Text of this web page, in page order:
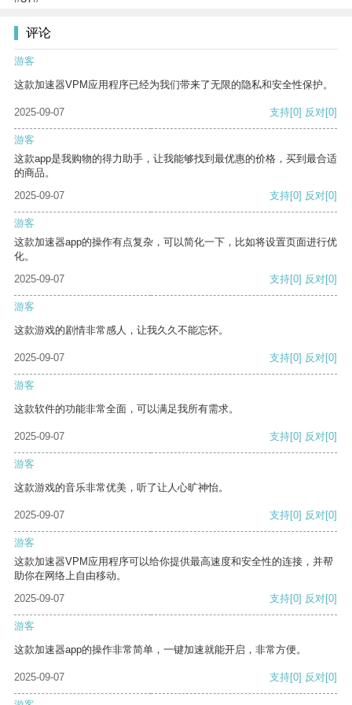
评论
游客
这款加速器VPM应用程序已经为我们带来了无限的隐私和安全性保护。
2025-09-07 支持[0] 反对[0]
游客
这款app是我购物的得力助手，让我能够找到最优惠的价格，买到最合适
的商品。
2025-09-07
支持[0] 反对[0]
游客
这款加速器app的操作有点复杂，可以简化一下，比如将设置页面进行优
化。
2025-09-07
支持[0] 反对[0]
游客
这款游戏的剧情非常感人，让我久久不能忘怀。
2025-09-07 支持[0] 反对[0]
游客
这款软件的功能非常全面，可以满足我所有需求。
2025-09-07 支持[0] 反对[0]
游客
这款游戏的音乐非常优美，听了让人心旷神怡。
2025-09-07 支持[0] 反对[0]
游客
这款加速器VPM应用程序可以给你提供最高速度和安全性的连接，并帮
助你在网络上自由移动。
2025-09-07
支持[0] 反对[0]
游客
这款加速器app的操作非常简单，一键加速就能开启，非常方便。
2025-09-07 支持[0] 反对[0]